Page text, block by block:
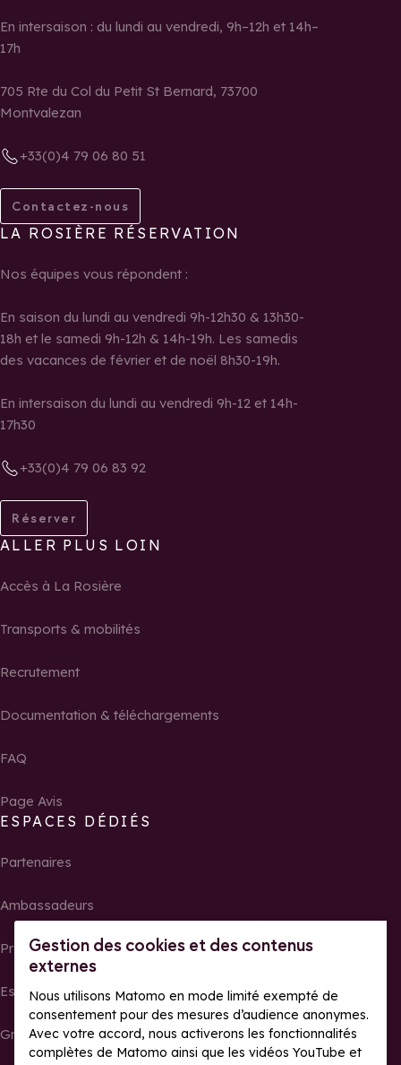
Gestion des cookies et des contenus
externes
Nous utilisons Matomo en mode limité exempté de
consentement pour des mesures d’audience anonymes.
Avec votre accord, nous activerons les fonctionnalités
complètes de Matomo ainsi que les vidéos YouTube et
En intersaison : du lundi au vendredi, 9h–12h et 14h–
17h
705 Rte du Col du Petit St Bernard, 73700
Montvalezan
+33(0)4 79 06 80 51
Contactez-nous
LA ROSIÈRE RÉSERVATION
Nos équipes vous répondent :
En saison du lundi au vendredi 9h-12h30 & 13h30-
18h et le samedi 9h-12h & 14h-19h. Les samedis
des vacances de février et de noël 8h30-19h.
En intersaison du lundi au vendredi 9h-12 et 14h-
17h30
+33(0)4 79 06 83 92
Réserver
ALLER PLUS LOIN
Accès à La Rosière
Transports & mobilités
Recrutement
Documentation & téléchargements
FAQ
Page Avis
ESPACES DÉDIÉS
Partenaires
Ambassadeurs
Propriétaires
Espace presse
Groupes, séminaires et tour operator